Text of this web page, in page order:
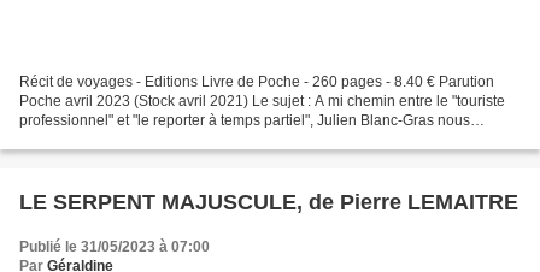
Récit de voyages - Editions Livre de Poche - 260 pages - 8.40 € Parution
Poche avril 2023 (Stock avril 2021) Le sujet : A mi chemin entre le "touriste
professionnel" et "le reporter à temps partiel", Julien Blanc-Gras nous
LE SERPENT MAJUSCULE, de Pierre LEMAITRE
Publié le 31/05/2023 à 07:00
Par Géraldine